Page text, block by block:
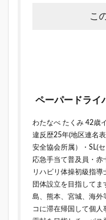
こ
ペーパードライ
わたなべ たくみ 42歳
違反歴25年(地区連名
安全協会所属）・SL(
応急手当て普及員・赤
リハビリ体操初級指
団体設立を目指して
島、熊本、宮城、海外
コに滞在帰国して個